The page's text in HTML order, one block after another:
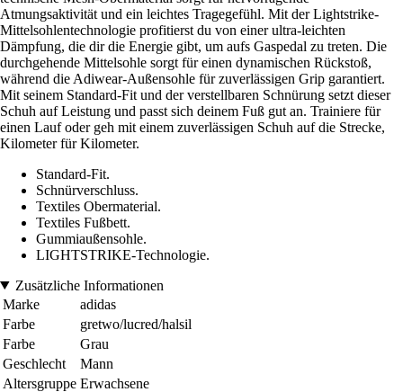
Atmungsaktivität und ein leichtes Tragegefühl. Mit der Lightstrike-
Mittelsohlentechnologie profitierst du von einer ultra-leichten
Dämpfung, die dir die Energie gibt, um aufs Gaspedal zu treten. Die
durchgehende Mittelsohle sorgt für einen dynamischen Rückstoß,
während die Adiwear-Außensohle für zuverlässigen Grip garantiert.
Mit seinem Standard-Fit und der verstellbaren Schnürung setzt dieser
Schuh auf Leistung und passt sich deinem Fuß gut an. Trainiere für
einen Lauf oder geh mit einem zuverlässigen Schuh auf die Strecke,
Kilometer für Kilometer.
Standard-Fit.
Schnürverschluss.
Textiles Obermaterial.
Textiles Fußbett.
Gummiaußensohle.
LIGHTSTRIKE-Technologie.
Zusätzliche Informationen
Marke
adidas
Farbe
gretwo/lucred/halsil
Farbe
Grau
Geschlecht
Mann
Altersgruppe Erwachsene